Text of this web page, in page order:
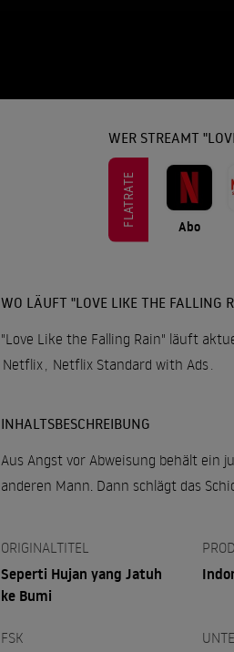
WER STREAMT
FLATRATE Abo
WO LÄUFT "LOVE LIKE THE FALLING
"Love Like the Falling Rain" läuft
Netflix
Netflix Standard with Ads
INHALTSBESCHREIBUNG
Aus Angst vor Abweisung behält ein
anderen Mann. Dann schlägt das
ORIGINALTITEL
Seperti Hujan yang Jatuh
ke Bumi
FSK